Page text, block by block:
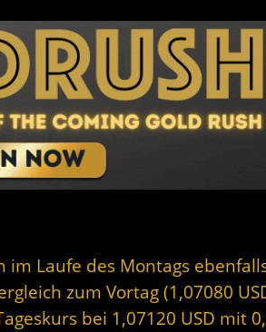
im Laufe des Montags
zum Vortag (1,07080
bei 1,07120 USD mit